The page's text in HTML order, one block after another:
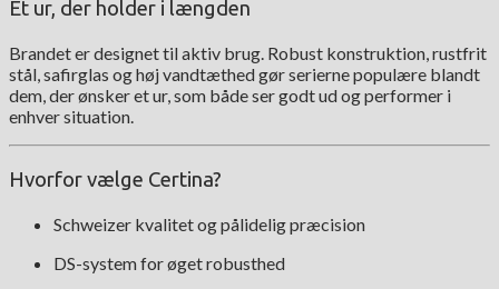
Et ur, der holder i længden
Brandet er designet til aktiv brug. Robust konstruktion, rustfrit
stål, safirglas og høj vandtæthed gør serierne populære blandt
dem, der ønsker et ur, som både ser godt ud og performer i
enhver situation.
Hvorfor vælge Certina?
Schweizer kvalitet og pålidelig præcision
DS-system for øget robusthed